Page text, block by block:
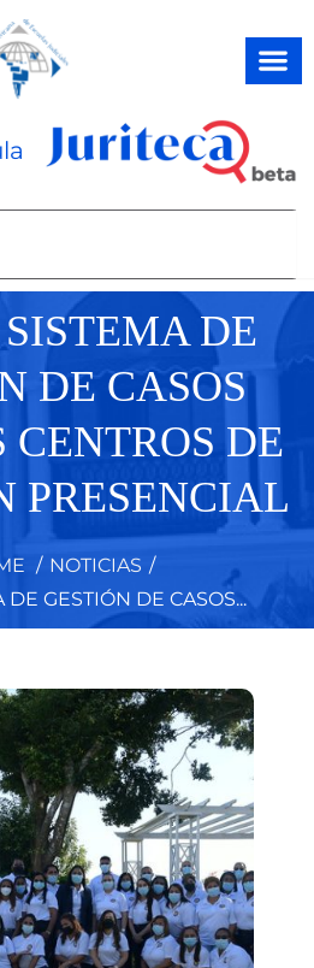
DE
DE CASOS
CENTROS DE
PRESENCIAL
/ NOTICIAS /
DE GESTIÓN DE CASOS...